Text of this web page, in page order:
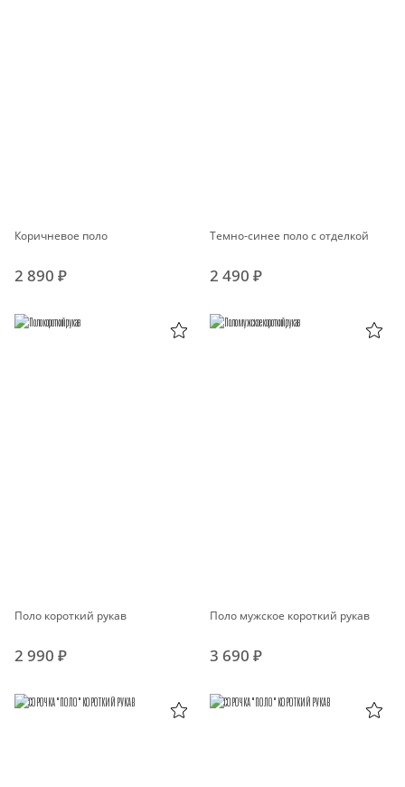
Коричневое поло
2 890 ₽
Темно-синее поло с отделкой
2 490 ₽
Поло короткий рукав
2 990 ₽
Поло мужское короткий рукав
3 690 ₽